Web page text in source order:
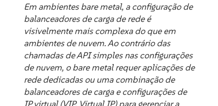
Em ambientes bare metal, a configuração de
balanceadores de carga de rede é
visivelmente mais complexa do que em
ambientes de nuvem. Ao contrário das
chamadas de API simples nas configurações
de nuvem, o bare metal requer aplicações de
rede dedicadas ou uma combinação de
balanceadores de carga e configurações de
IP virtual (VIP, Virtual IP) para gerenciar a